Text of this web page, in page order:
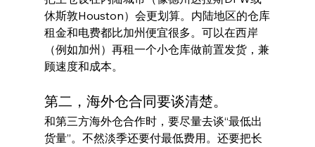
休斯敦Houston）会更划算。内陆地区的仓库
租金和电费都比加州便宜很多。可以在西岸
（例如加州）再租一个小仓库做前置发货，兼
顾速度和成本。
第二，海外仓合同要谈清楚。
和第三方海外仓合作时，要尽量去谈“最低出
货量”。不然淡季还要付最低费用。还要把长